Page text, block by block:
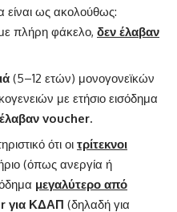
είναι ως ακολούθως:
πλήρη φάκελο, δεν έλαβαν
(5–12 ετών) μονογονεϊκών
με ετήσιο εισόδημα
voucher.
ότι οι τρίτεκνοι
(όπως ανεργία ή
μεγαλύτερο από
για ΚΔΑΠ (δηλαδή για